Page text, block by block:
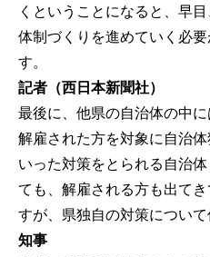
くということになると、早
体制づくりを進めていく必
す。
記者（西日本新聞社）
最後に、他県の自治体の中に
解雇された方を対象に自治
いった対策をとられる自治
ても、解雇される方も出て
すが、県独自の対策について
知事